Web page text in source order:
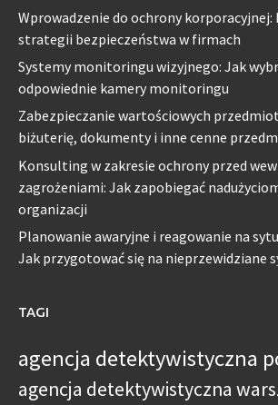
Wprowadzenie do ochrony korporacyjnej:
strategii bezpieczeństwa w firmach
Systemy monitoringu wizyjnego: Jak
odpowiednie kamery monitoringu
Zabezpieczanie wartościowych
biżuterię, dokumenty i inne cenne
Konsulting w zakresie ochrony przed
zagrożeniami: Jak zapobiegać
organizacji
Planowanie awaryjne i reagowanie na
Jak przygotować się na nieprzewidziane
TAGI
agencja detektywistyczna
agencja detektywistyczna